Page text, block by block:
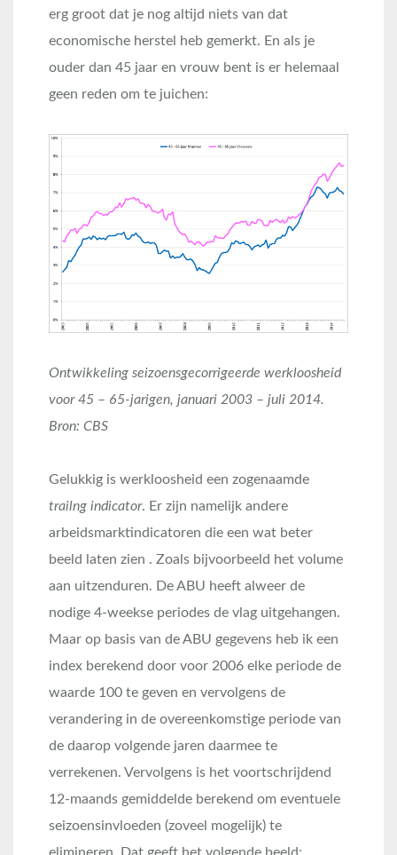
erg groot dat je nog altijd niets van dat
economische herstel heb gemerkt. En als je
ouder dan 45 jaar en vrouw bent is er helemaal
geen reden om te juichen:
Ontwikkeling seizoensgecorrigeerde werkloosheid
voor 45 – 65-jarigen, januari 2003 – juli 2014.
Bron: CBS
Gelukkig is werkloosheid een zogenaamde
trailng indicator. Er zijn namelijk andere
arbeidsmarktindicatoren die een wat beter
beeld laten zien . Zoals bijvoorbeeld het volume
aan uitzenduren. De ABU heeft alweer de
nodige 4-weekse periodes de vlag uitgehangen.
Maar op basis van de ABU gegevens heb ik een
index berekend door voor 2006 elke periode de
waarde 100 te geven en vervolgens de
verandering in de overeenkomstige periode van
de daarop volgende jaren daarmee te
verrekenen. Vervolgens is het voortschrijdend
12-maands gemiddelde berekend om eventuele
seizoensinvloeden (zoveel mogelijk) te